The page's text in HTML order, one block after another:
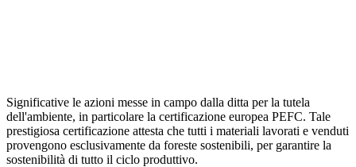
Significative le azioni messe in campo dalla ditta per la tutela
dell'ambiente, in particolare la certificazione europea PEFC. Tale
prestigiosa certificazione attesta che tutti i materiali lavorati e venduti
provengono esclusivamente da foreste sostenibili, per garantire la
sostenibilità di tutto il ciclo produttivo.